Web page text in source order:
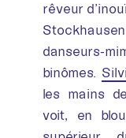
rêveur
danseurs-
binômes.
les mains
voit, en